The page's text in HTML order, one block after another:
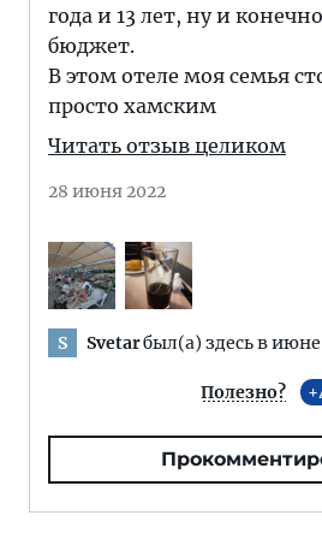
года и 13 лет, ну и
бюджет.
В этом отеле моя семья
просто хамским
Читать отзыв целиком
28 июня 2022
S Svetarбыл(а) здесь в июне
Полезно?